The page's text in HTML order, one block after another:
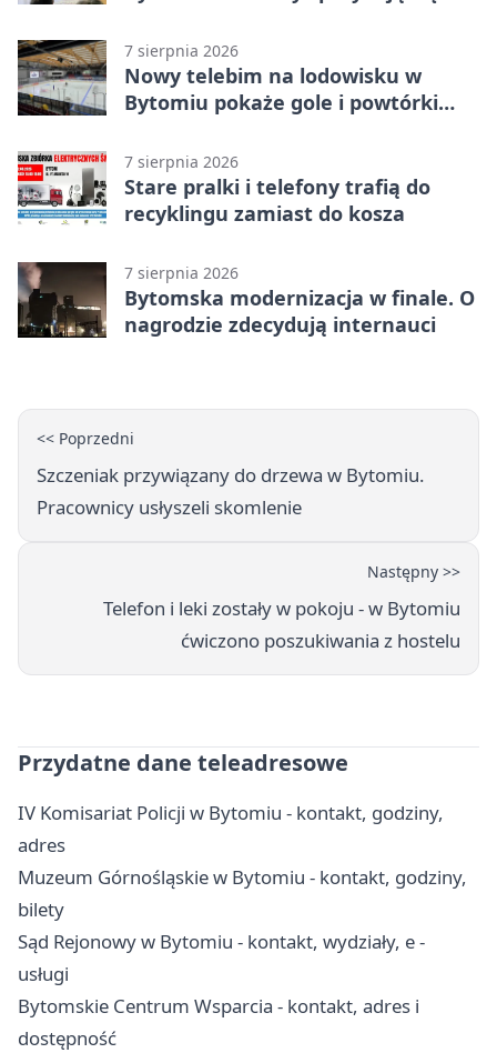
7 sierpnia 2026
Nowy telebim na lodowisku w
Bytomiu pokaże gole i powtórki
7 sierpnia 2026
Stare pralki i telefony trafią do
recyklingu zamiast do kosza
7 sierpnia 2026
Bytomska modernizacja w finale. O
nagrodzie zdecydują internauci
<< Poprzedni
Szczeniak przywiązany do drzewa w Bytomiu.
Pracownicy usłyszeli skomlenie
Następny >>
Telefon i leki zostały w pokoju - w Bytomiu
ćwiczono poszukiwania z hostelu
Przydatne dane teleadresowe
IV Komisariat Policji w Bytomiu - kontakt, godziny,
adres
Muzeum Górnośląskie w Bytomiu - kontakt, godziny,
bilety
Sąd Rejonowy w Bytomiu - kontakt, wydziały, e -
usługi
Bytomskie Centrum Wsparcia - kontakt, adres i
dostępność